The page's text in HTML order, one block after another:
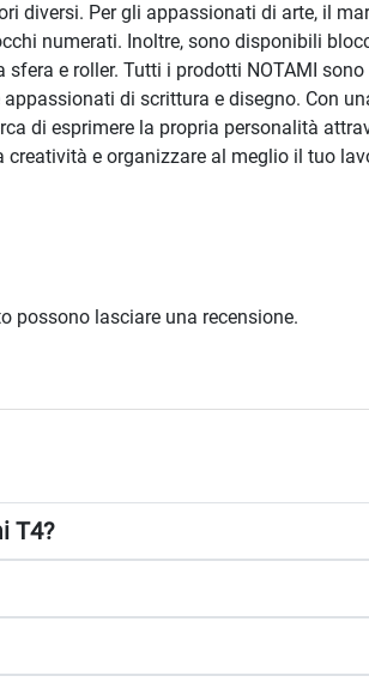
diversi. Per gli appassionati di arte, il
numerati. Inoltre, sono disponibili
e roller. Tutti i prodotti NOTAMI
di scrittura e disegno. Con
di esprimere la propria personalità
creatività e organizzare al meglio il tuo
possono lasciare una recensione.
T4?